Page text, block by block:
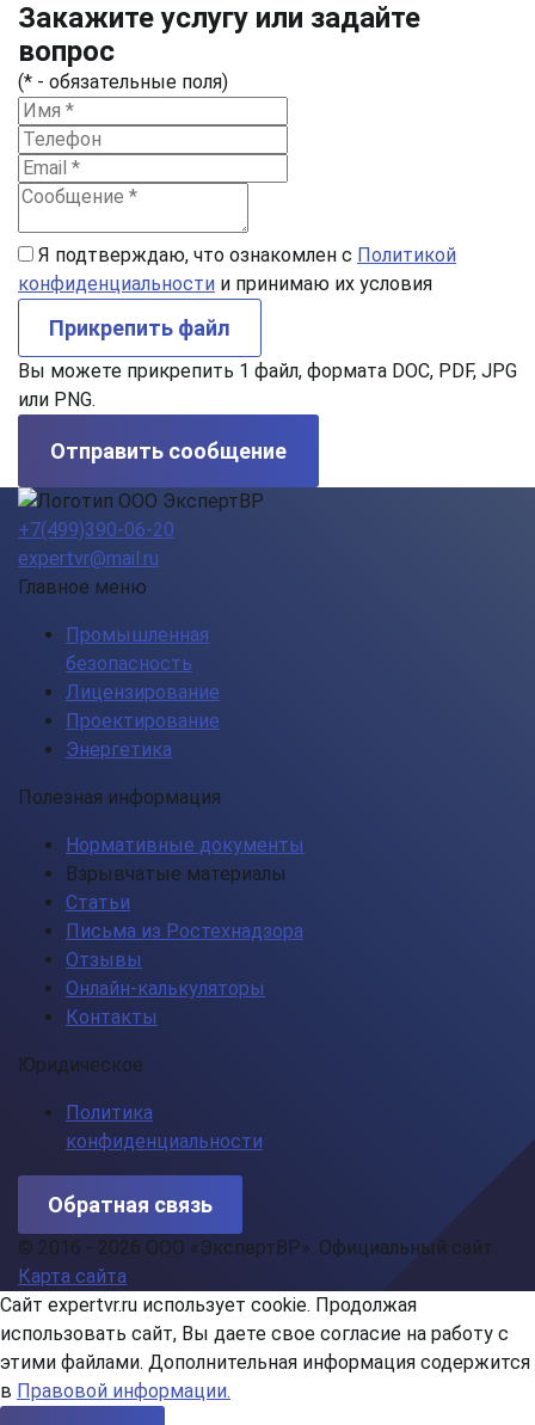
Закажите услугу или задайте
вопрос
(* - обязательные поля)
Я подтверждаю, что ознакомлен с Политикой
конфиденциальности и принимаю их условия
Прикрепить файл
Вы можете прикрепить 1 файл, формата DOC, PDF, JPG
или PNG.
Отправить сообщение
+7(499)390-06-20
expertvr@mail.ru
Главное меню
Промышленная
безопасность
Лицензирование
Проектирование
Энергетика
Полезная информация
Нормативные документы
Взрывчатые материалы
Статьи
Письма из Ростехнадзора
Отзывы
Онлайн-калькуляторы
Контакты
Юридическое
Политика
конфиденциальности
Обратная связь
© 2016 - 2026 ООО «ЭкспертВР». Официальный сайт.
Карта сайта
Сайт expertvr.ru использует cookie. Продолжая
использовать сайт, Вы даете свое согласие на работу с
этими файлами. Дополнительная информация содержится
в Правовой информации.